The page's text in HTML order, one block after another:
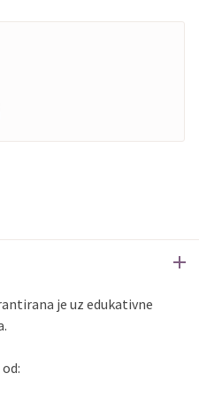
je uz edukativne